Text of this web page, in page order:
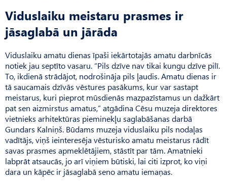
Viduslaiku meistaru prasmes ir
jāsaglabā un jārāda
Viduslaiku amatu dienas īpaši iekārtotajās amatu darbnīcās
notiek jau septīto vasaru. “Pils dzīve nav tikai kungu dzīve pilī.
To, ikdienā strādājot, nodrošināja pils ļaudis. Amatu dienas ir
tā saucamais dzīvās vēstures pasākums, kur var sastapt
meistarus, kuri pieprot mūsdienās mazpazīstamus un dažkārt
pat sen aizmirstus amatus,” atgādina Cēsu muzeja direktores
vietnieks arhitektūras pieminekļu saglabāšanas darbā
Gundars Kalniņš. Būdams muzeja viduslaiku pils nodaļas
vadītājs, viņš ieinteresēja vēsturisko amatu meistarus rādīt
savas prasmes apmeklētājiem, stāstīt par tām. Amatnieki
labprāt atsaucās, jo arī viņiem būtiski, lai citi izprot, ko viņi
dara un kāpēc ir jāsaglabā seno amatu iemaņas.